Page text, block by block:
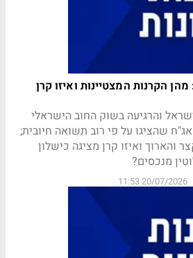
הקרנות המצטיינות ואיזו קרן
והרגיעה בשוק החוב הישראלי
שהציגו על פי רוב תשואה חיובית;
והארוך ואיזו קרן מציגה כישלון
מנכסים?
20/07/2026 11:53